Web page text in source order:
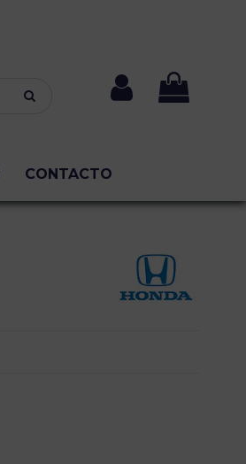
CONTACTO